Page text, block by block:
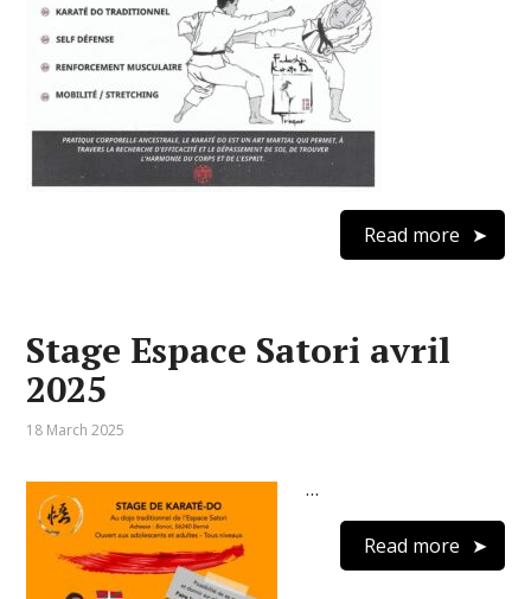
Read more
Stage Espace Satori avril
2025
18 March 2025
…
Read more